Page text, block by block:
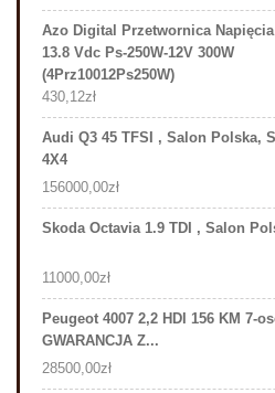
Azo Digital Przetwornica
13.8 Vdc Ps-250W-12V 300W
(4Prz10012Ps250W)
430,12zł
Audi Q3 45 TFSI , Salon Polska,
4X4
156000,00zł
Skoda Octavia 1.9 TDI , Salon
11000,00zł
Peugeot 4007 2,2 HDI 156 KM 7-
GWARANCJA Z...
28500,00zł